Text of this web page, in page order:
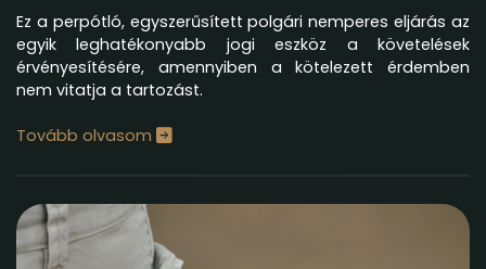
Ez a perpótló, egyszerűsített polgári nemperes eljárás az
egyik leghatékonyabb jogi eszköz a követelések
érvényesítésére, amennyiben a kötelezett érdemben
nem vitatja a tartozást.
Tovább olvasom